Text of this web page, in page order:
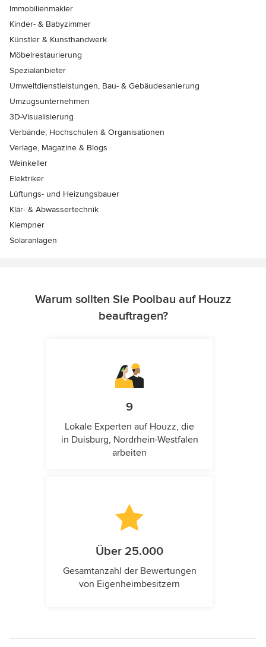
Immobilienmakler
Kinder- & Babyzimmer
Künstler & Kunsthandwerk
Möbelrestaurierung
Spezialanbieter
Umweltdienstleistungen, Bau- & Gebäudesanierung
Umzugsunternehmen
3D-Visualisierung
Verbände, Hochschulen & Organisationen
Verlage, Magazine & Blogs
Weinkeller
Elektriker
Lüftungs- und Heizungsbauer
Klär- & Abwassertechnik
Klempner
Solaranlagen
Warum sollten Sie Poolbau auf Houzz
beauftragen?
9
Lokale Experten auf Houzz, die
in Duisburg, Nordrhein-Westfalen
arbeiten
Über 25.000
Gesamtanzahl der Bewertungen
von Eigenheimbesitzern